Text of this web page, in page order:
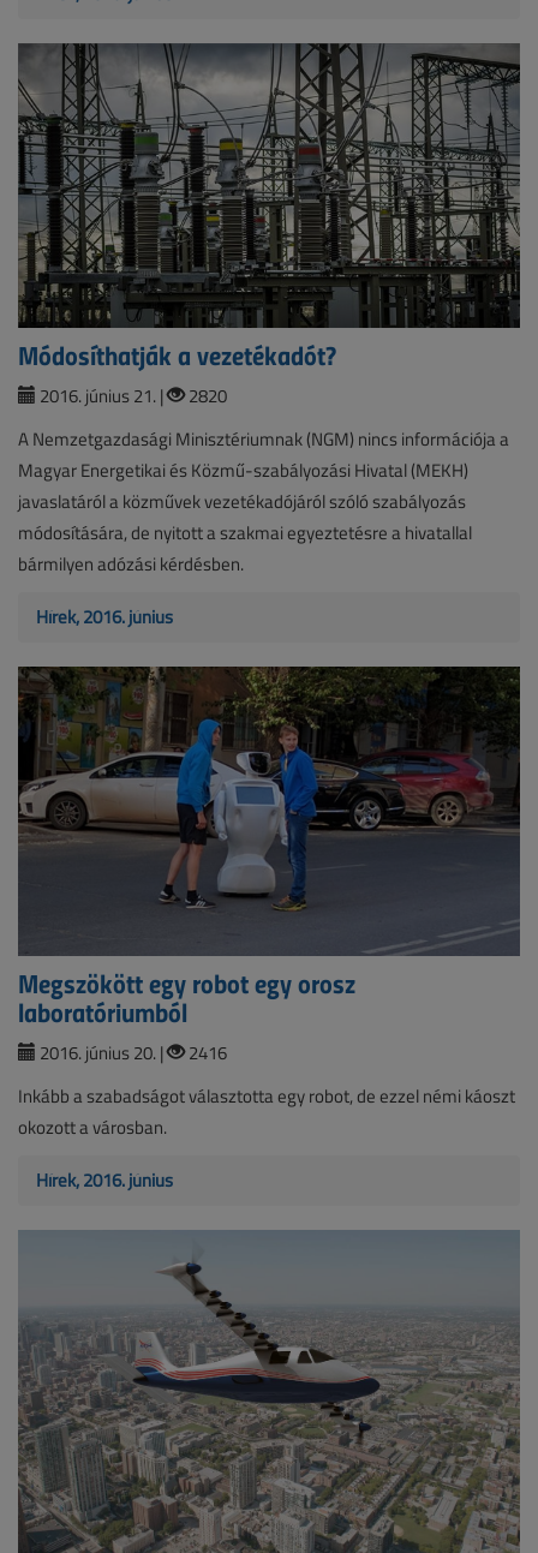
Módosíthatják a vezetékadót?
2016. június 21. |
2820
A Nemzetgazdasági Minisztériumnak (NGM) nincs információja a
Magyar Energetikai és Közmű-szabályozási Hivatal (MEKH)
javaslatáról a közművek vezetékadójáról szóló szabályozás
módosítására, de nyitott a szakmai egyeztetésre a hivatallal
bármilyen adózási kérdésben.
Hírek, 2016. június
Megszökött egy robot egy orosz
laboratóriumból
2016. június 20. |
2416
Inkább a szabadságot választotta egy robot, de ezzel némi káoszt
okozott a városban.
Hírek, 2016. június